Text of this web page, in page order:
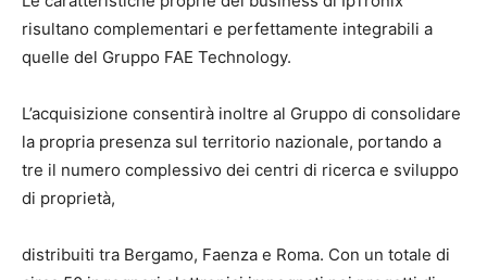
risultano complementari e perfettamente integrabili a
quelle del Gruppo FAE Technology.
L’acquisizione consentirà inoltre al Gruppo di consolidare
la propria presenza sul territorio nazionale, portando a
tre il numero complessivo dei centri di ricerca e sviluppo
di proprietà,
distribuiti tra Bergamo, Faenza e Roma. Con un totale di